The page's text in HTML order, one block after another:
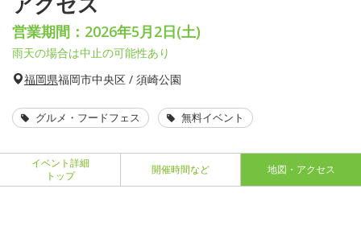
営業期間：2026年5月2日(土)
雨天の場合は中止の可能性あり
福岡県福岡市中央区 / 須崎公園
グルメ・フードフェス 無料イベント
イベント詳細
トップ
開催時間など 地図・アクセス